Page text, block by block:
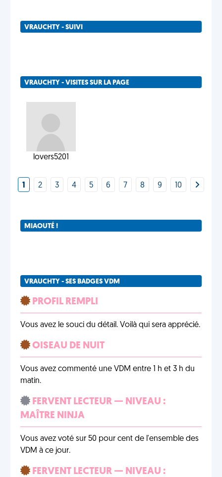
VRAUCHTY - SUIVI
VRAUCHTY - VISITES SUR LA PAGE
lovers5201
1 2 3 4 5 6 7 8 9 10
MIAOUTÉ !
VRAUCHTY - SES BADGES VDM
PROFIL REMPLI
Vous avez le souci du détail. Voilà qui sera apprécié.
OISEAU DE NUIT
Vous avez commenté une VDM entre 1 h et 3 h du
matin.
FERVENT LECTEUR — NIVEAU :
MAÎTRE NINJA
Vous avez voté sur 50 pour cent de l'ensemble des
VDM à ce jour.
FERVENT LECTEUR — NIVEAU :